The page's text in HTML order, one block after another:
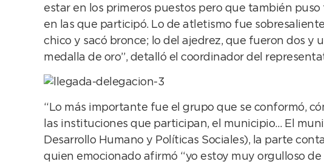
estar en los primeros puestos pero que también
en las que participó. Lo de atletismo fue
chico y sacó bronce; lo del ajedrez, que fueron dos y
medalla de oro”, detalló el coordinador del
“Lo más importante fue el grupo que se conformó,
las instituciones que participan, el municipio… El
Desarrollo Humano y Políticas Sociales), la parte
quien emocionado afirmó “yo estoy muy orgulloso